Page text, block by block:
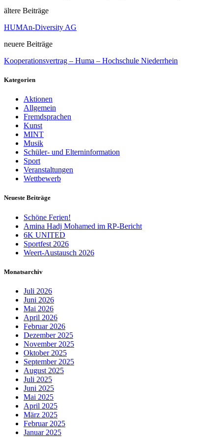
ältere Beiträge
HUMAn-Diversity AG
neuere Beiträge
Kooperationsvertrag – Huma – Hochschule Niederrhein
Kategorien
Aktionen
Allgemein
Fremdsprachen
Kunst
MINT
Musik
Schüler- und Elterninformation
Sport
Veranstaltungen
Wettbewerb
Neueste Beiträge
Schöne Ferien!
Amina Hadj Mohamed im RP-Bericht
6K UNITED
Sportfest 2026
Weert-Austausch 2026
Monatsarchiv
Juli 2026
Juni 2026
Mai 2026
April 2026
Februar 2026
Dezember 2025
November 2025
Oktober 2025
September 2025
August 2025
Juli 2025
Juni 2025
Mai 2025
April 2025
März 2025
Februar 2025
Januar 2025